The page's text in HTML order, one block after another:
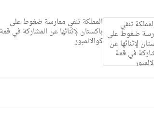
المملكة تنفي ممارسة ضغوط على
باكستان لإثنائها عن المشاركة ‏في
كوالالمبور